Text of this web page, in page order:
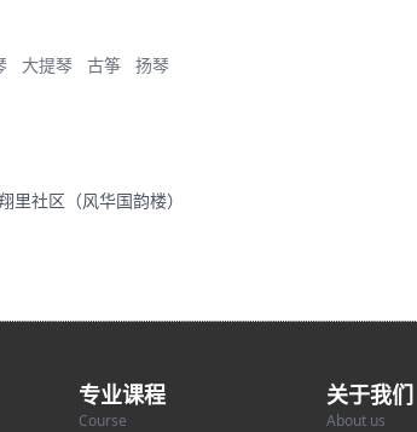
大提琴 古筝 扬琴
社区（风华国韵楼）
专业课程
Course
关于我们
About us